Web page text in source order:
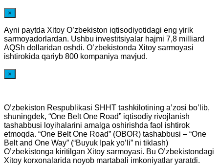
×
Ayni paytda Xitoy O’zbekiston iqtisodiyotidagi eng yirik
sarmoyadorlardan. Ushbu investitsiyalar hajmi 7,8 milliard
AQSh dollaridan oshdi. O’zbekistonda Xitoy sarmoyasi
ishtirokida qariyb 800 kompaniya mavjud.
×
O’zbekiston Respublikasi SHHT tashkilotining a’zosi bo’lib,
shuningdek, “One Belt One Road” iqtisodiy rivojlanish
tashabbusi loyihalarini amalga oshirishda faol ishtirok
etmoqda. “One Belt One Road” (OBOR) tashabbusi – “One
Belt and One Way” (“Buyuk Ipak yo’li” ni tiklash)
O’zbekistonga kiritilgan Xitoy sarmoyasi. Bu O’zbekistondagi
Xitoy korxonalarida noyob martabali imkoniyatlar yaratdi.